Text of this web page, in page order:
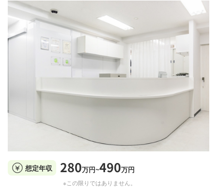
想定年収 280万円~490万円
※この限りではありません。